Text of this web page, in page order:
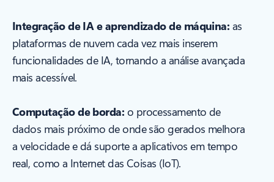
Integração de IA e aprendizado de máquina: as
plataformas de nuvem cada vez mais inserem
funcionalidades de IA, tornando a análise avançada
mais acessível.
Computação de borda: o processamento de
dados mais próximo de onde são gerados melhora
a velocidade e dá suporte a aplicativos em tempo
real, como a Internet das Coisas (IoT).